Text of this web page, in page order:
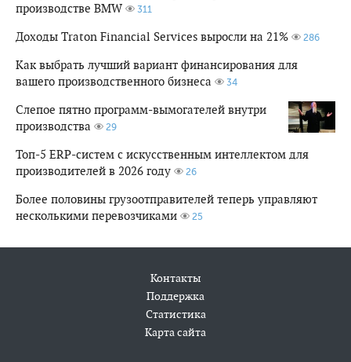
производстве BMW
311
Доходы Traton Financial Services выросли на 21% 286
Как выбрать лучший вариант финансирования для
вашего производственного бизнеса
34
Слепое пятно программ-вымогателей внутри
производства
29
Топ-5 ERP-систем с искусственным интеллектом для
производителей в 2026 году
26
Более половины грузоотправителей теперь управляют
несколькими перевозчиками
25
Контакты
Поддержка
Статистика
Карта сайта